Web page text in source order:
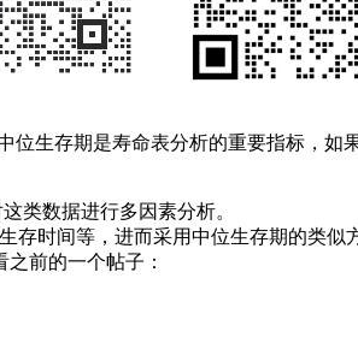
生存期是寿命表分析的重要指标，如
类数据进行多因素分析。
存时间等，进而采用中位生存期的类似
前的一个帖子：